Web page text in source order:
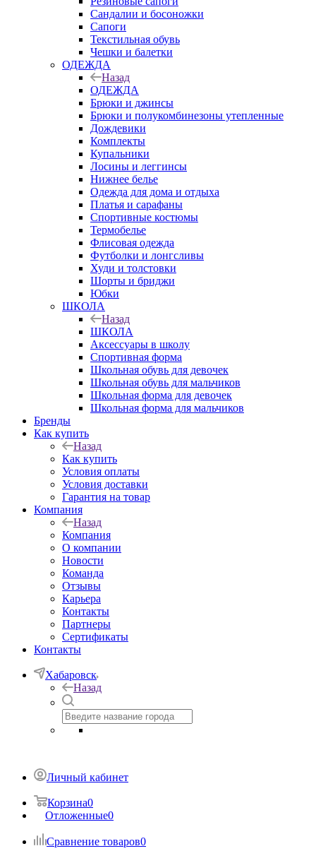
Сандалии и босоножки
Сапоги
Текстильная обувь
Чешки и балетки
ОДЕЖДА
Назад
ОДЕЖДА
Брюки и джинсы
Брюки и полукомбинезоны утепленные
Дождевики
Комплекты
Купальники
Лосины и леггинсы
Нижнее белье
Одежда для дома и отдыха
Платья и сарафаны
Спортивные костюмы
Термобелье
Флисовая одежда
Футболки и лонгсливы
Худи и толстовки
Шорты и бриджи
Юбки
ШКОЛА
Назад
ШКОЛА
Аксессуары в школу
Спортивная форма
Школьная обувь для девочек
Школьная обувь для мальчиков
Школьная форма для девочек
Школьная форма для мальчиков
Бренды
Как купить
Назад
Как купить
Условия оплаты
Условия доставки
Гарантия на товар
Компания
Назад
Компания
О компании
Новости
Команда
Отзывы
Карьера
Контакты
Партнеры
Сертификаты
Контакты
Хабаровск
Назад
Личный кабинет
Корзина0
Отложенные0
Сравнение товаров0